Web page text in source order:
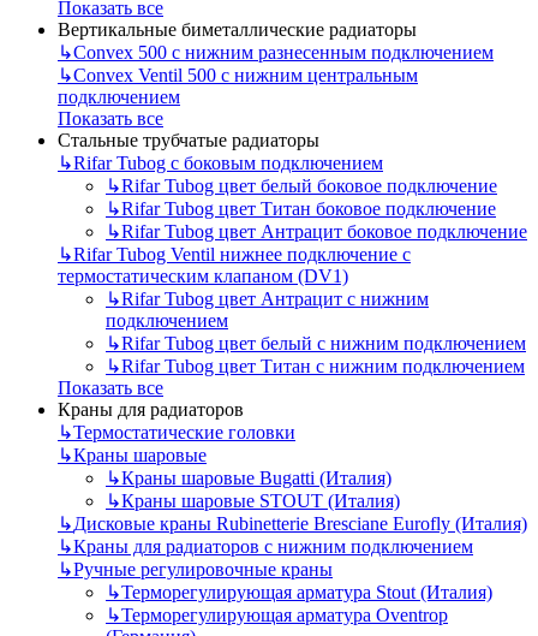
Показать все
Вертикальные биметаллические радиаторы
↳Convex 500 с нижним разнесенным подключением
↳Convex Ventil 500 с нижним центральным
подключением
Показать все
Стальные трубчатые радиаторы
↳Rifar Tubog с боковым подключением
↳Rifar Tubog цвет белый боковое подключение
↳Rifar Tubog цвет Титан боковое подключение
↳Rifar Tubog цвет Антрацит боковое подключение
↳Rifar Tubog Ventil нижнее подключение с
термостатическим клапаном (DV1)
↳Rifar Tubog цвет Антрацит с нижним
подключением
↳Rifar Tubog цвет белый с нижним подключением
↳Rifar Tubog цвет Титан с нижним подключением
Показать все
Краны для радиаторов
↳Термостатические головки
↳Краны шаровые
↳Краны шаровые Bugatti (Италия)
↳Краны шаровые STOUT (Италия)
↳Дисковые краны Rubinetterie Bresciane Eurofly (Италия)
↳Краны для радиаторов с нижним подключением
↳Ручные регулировочные краны
↳Терморегулирующая арматура Stout (Италия)
↳Терморегулирующая арматура Oventrop